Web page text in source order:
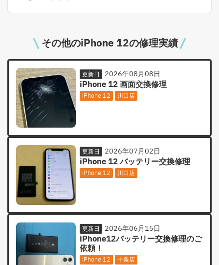
その他のiPhone 12の修理実績
更新日 2026年08月08日
iPhone 12 画面交換修理
iPhone 12 川口店
更新日 2026年07月02日
iPhone 12 バッテリー交換修理
iPhone 12 川口店
更新日 2026年06月15日
iPhone12バッテリー交換修理のご
依頼！
iPhone 12 十条店